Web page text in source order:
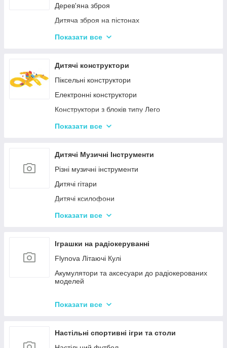
Ігрові рольові набори для хлопчиків
Дерев'яна зброя
Дитяча зброя на пістонах
Дитячі водяні пістолети, автомати
Дитячі іграшкові луки, стріли, арбалети
Іграшкові пістолети
Дитячі пістолети, гвинтівки з м'якими кулями
Показати все
Дитячі конструктори
Піксельні конструктори
Електронні конструктори
Конструктори з блоків типу Лего
Конструктор для малюків з великими деталями
Тривимірні пазли-конструктори
Металеві конструктори
Показати все
Дитячі Музичні Інструменти
Різні музичні інструменти
Дитячі гітари
Дитячі ксилофони
Дитячі Синтезатори та Піаніно
Показати все
Іграшки на радіокеруванні
Flynova Літаючі Кулі
Акумулятори та аксесуари до радіокерованих
моделей
Показати все
Настільні спортивні ігри та столи